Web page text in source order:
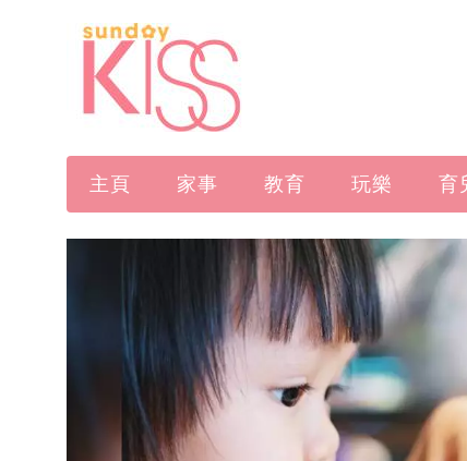
主頁 家事 教育 玩樂 育